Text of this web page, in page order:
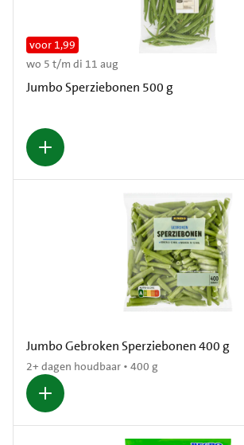
Jumbo Sperziebonen 500 g
voor 1,99
wo 5 t/m di 11 aug
Jumbo Gebroken Sperziebonen 400 g
2+ dagen houdbaar • 400 g